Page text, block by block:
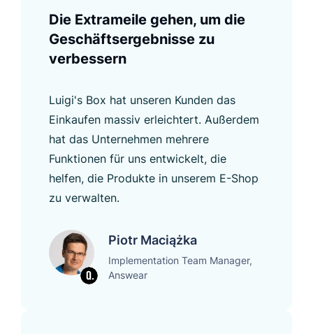
Die Extrameile gehen, um die
Geschäftsergebnisse zu
verbessern
Luigi's Box hat unseren Kunden das
Einkaufen massiv erleichtert. Außerdem
hat das Unternehmen mehrere
Funktionen für uns entwickelt, die
helfen, die Produkte in unserem E-Shop
zu verwalten.
Piotr Maciążka
Implementation Team Manager,
Answear